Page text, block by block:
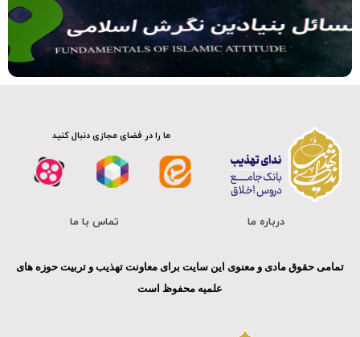
ما را در فضای مجازی دنبال کنید
درباره ما تماس با ما
تمامی حقوق مادی و معنوی این سایت برای معاونت تهذیب و تربیت حوزه های
علمیه محفوظ است